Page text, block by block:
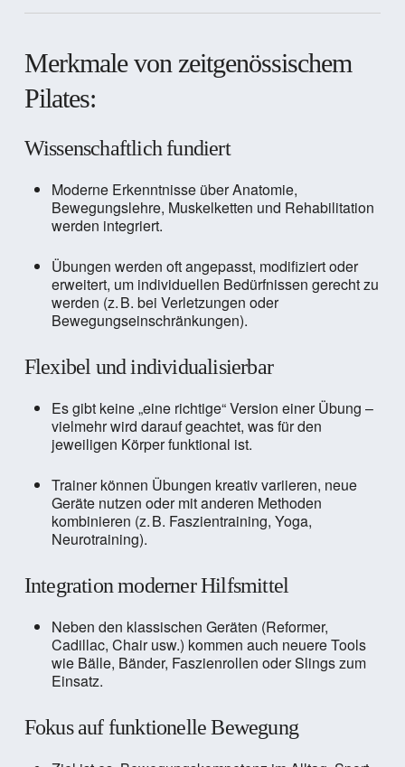
Merkmale von zeitgenössischem
Pilates:
Wissenschaftlich fundiert
Moderne Erkenntnisse über Anatomie,
Bewegungslehre, Muskelketten und Rehabilitation
werden integriert.
Übungen werden oft angepasst, modifiziert oder
erweitert, um individuellen Bedürfnissen gerecht zu
werden (z. B. bei Verletzungen oder
Bewegungseinschränkungen).
Flexibel und individualisierbar
Es gibt keine „eine richtige“ Version einer Übung –
vielmehr wird darauf geachtet, was für den
jeweiligen Körper funktional ist.
Trainer können Übungen kreativ variieren, neue
Geräte nutzen oder mit anderen Methoden
kombinieren (z. B. Faszientraining, Yoga,
Neurotraining).
Integration moderner Hilfsmittel
Neben den klassischen Geräten (Reformer,
Cadillac, Chair usw.) kommen auch neuere Tools
wie Bälle, Bänder, Faszienrollen oder Slings zum
Einsatz.
Fokus auf funktionelle Bewegung